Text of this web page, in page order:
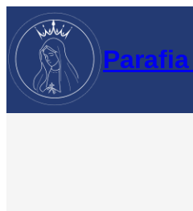
Przejdź
do
treści